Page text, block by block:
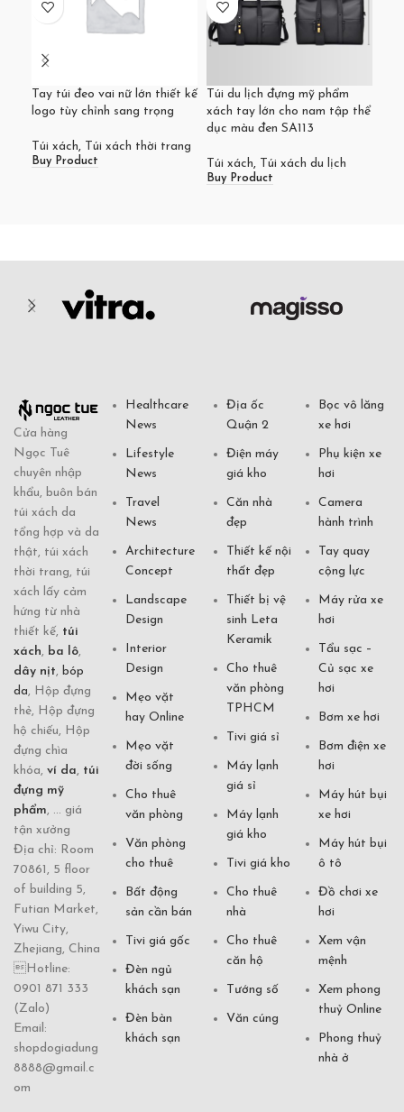
Tay túi đeo vai nữ lớn thiết kế
logo tùy chỉnh sang trọng
Túi xách, Túi xách thời trang
Buy Product
Túi du lịch đựng mỹ phẩm
xách tay lớn cho nam tập thể
dục màu đen SA113
Túi xách, Túi xách du lịch
Buy Product
Cửa hàng
Ngọc Tuê
chuyên nhập
khẩu, buôn bán
túi xách da
tổng hợp và da
thật, túi xách
thời trang, túi
xách lấy cảm
hứng từ nhà
thiết kế, túi
xách, ba lô,
dây nịt, bóp
da, Hộp đựng
thẻ, Hộp đựng
hộ chiếu, Hộp
đựng chìa
khóa, ví da, túi
đựng mỹ
phẩm, ... giá
tận xưởng
Địa chỉ: Room
70861, 5 floor
of building 5,
Futian Market,
Yiwu City,
Zhejiang, China
Hotline:
0901 871 333
(Zalo)
Email:
shopdogiadung
8888@gmail.c
om
Healthcare
News
Lifestyle
News
Travel
News
Architecture
Concept
Landscape
Design
Interior
Design
Mẹo vặt
hay Online
Mẹo vặt
đời sống
Cho thuê
văn phòng
Văn phòng
cho thuê
Bất động
sản cần bán
Tivi giá gốc
Đèn ngủ
khách sạn
Đèn bàn
khách sạn
Địa ốc
Quận 2
Điện máy
giá kho
Căn nhà
đẹp
Thiết kế nội
thất đẹp
Thiết bị vệ
sinh Leta
Keramik
Cho thuê
văn phòng
TPHCM
Tivi giá sỉ
Máy lạnh
giá sỉ
Máy lạnh
giá kho
Tivi giá kho
Cho thuê
nhà
Cho thuê
căn hộ
Tướng số
Văn cúng
Bọc vô lăng
xe hơi
Phụ kiện xe
hơi
Camera
hành trình
Tay quay
cộng lực
Máy rửa xe
hơi
Tẩu sạc –
Củ sạc xe
hơi
Bơm xe hơi
Bơm điện xe
hơi
Máy hút bụi
xe hơi
Máy hút bụi
ô tô
Đồ chơi xe
hơi
Xem vận
mệnh
Xem phong
thuỷ Online
Phong thuỷ
nhà ở